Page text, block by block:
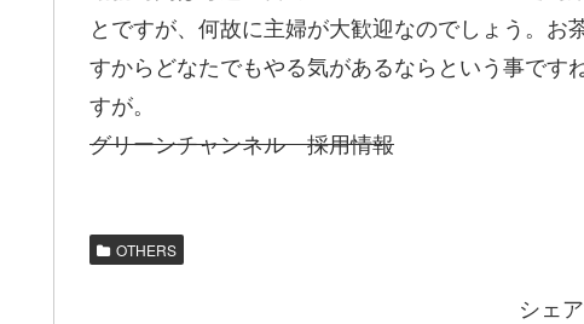
とですが、何故に主婦が大歓迎なのでしょう。
すからどなたでもやる気があるならという事で
すが。
グリーンチャンネル 採用情報
OTHERS
シェ